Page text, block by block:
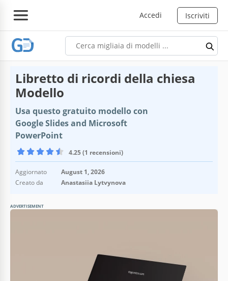
Accedi Iscriviti
Libretto di ricordi della chiesa
Modello
Usa questo gratuito modello con
Google Slides and Microsoft
PowerPoint
4.25 (1 recensioni)
Aggiornato
August 1, 2026
Creato da
Anastasiia Lytvynova
ADVERTISEMENT
August 3, 2024